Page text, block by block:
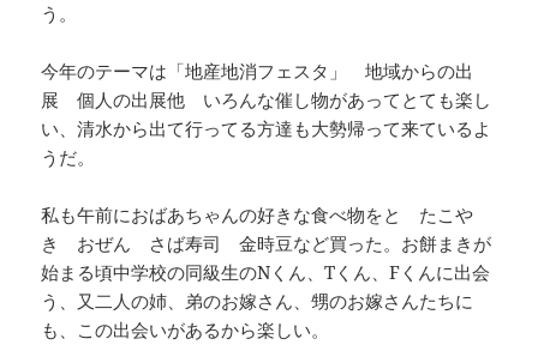
う。
今年のテーマは「地産地消フェスタ」 地域からの出
展 個人の出展他 いろんな催し物があってとても楽し
い、清水から出て行ってる方達も大勢帰って来ているよ
うだ。
私も午前におばあちゃんの好きな食べ物をと たこや
き おぜん さば寿司 金時豆など買った。お餅まきが
始まる頃中学校の同級生のNくん、Tくん、Fくんに出会
う、又二人の姉、弟のお嫁さん、甥のお嫁さんたちに
も、この出会いがあるから楽しい。